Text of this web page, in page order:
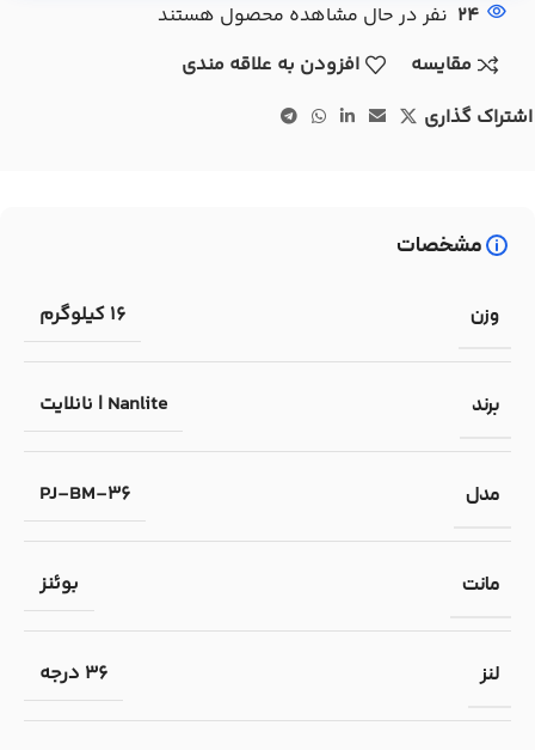
24 نفر در حال مشاهده محصول هستند
مقایسه
افزودن به علاقه مندی
اشتراک گذاری
مشخصات
وزن 16 کیلوگرم
برند Nanlite | نانلایت
مدل PJ-BM-36
مانت بوئنز
لنز 36 درجه